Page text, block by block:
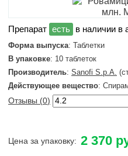
в наличии в
Форма выпуска: Таблетки
В упаковке: 10 таблеток
Производитель: Sanofi S.p.A.
Действующее вещество:
Отзывы (0)
Цена за упаковку: 2 370